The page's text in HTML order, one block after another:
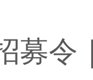
募令